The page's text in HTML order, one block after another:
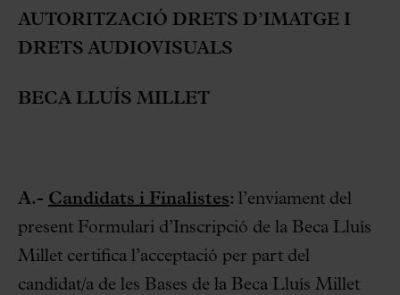
AUTORITZACIÓ DRETS D’IMATGE I
DRETS AUDIOVISUALS
BECA LLUÍS MILLET
A.- Candidats i Finalistes: l’enviament del
present Formulari d’Inscripció de la Beca Lluís
Millet certifica l’acceptació per part del
candidat/a de les Bases de la Beca Lluís Millet